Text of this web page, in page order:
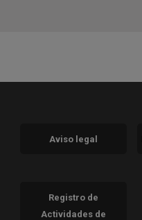
nueva)
en ventana nueva)
nueva)
ventana nueva)
Aviso legal
Registro de
Actividades de